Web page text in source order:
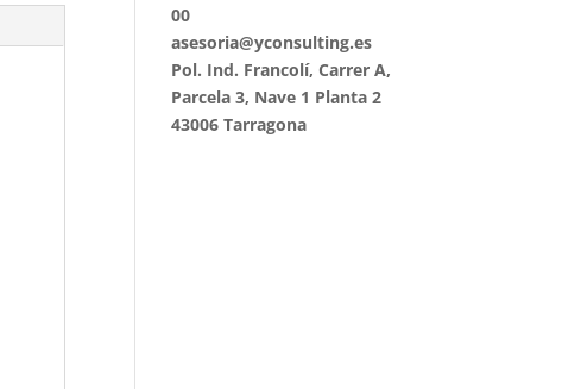
00
asesoria@yconsulting.es
Pol. Ind. Francolí, Carrer A,
Parcela 3, Nave 1 Planta 2
43006 Tarragona